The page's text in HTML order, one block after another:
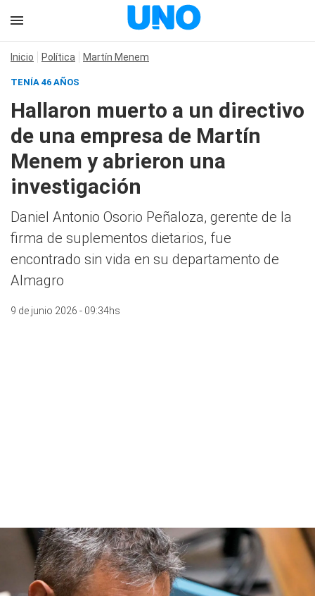
Inicio Política Martín Menem
TENÍA 46 AÑOS
Hallaron muerto a un directivo
de una empresa de Martín
Menem y abrieron una
investigación
Daniel Antonio Osorio Peñaloza, gerente de la
firma de suplementos dietarios, fue
encontrado sin vida en su departamento de
Almagro
9 de junio 2026 - 09:34hs